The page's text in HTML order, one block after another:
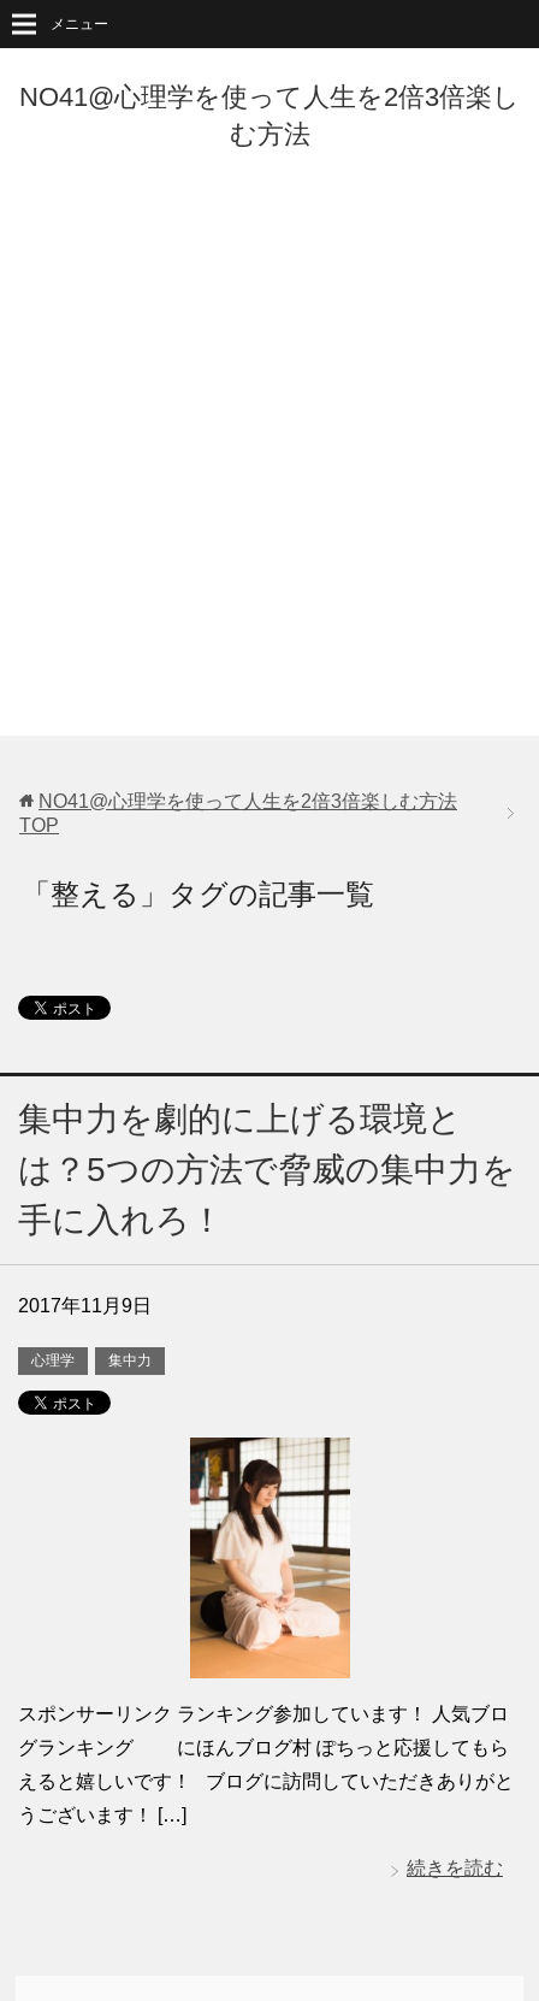
NO41@心理学を使って人生を2倍3倍楽し
む方法
メニュー
NO41@心理学を使って人生を2倍3倍楽しむ方法
TOP
「整える」タグの記事一覧
集中力を劇的に上げる環境と
は？5つの方法で脅威の集中力を
手に入れろ！
2017年11月9日
心理学 集中力
スポンサーリンク ランキング参加しています！ 人気ブロ
グランキング にほんブログ村 ぽちっと応援してもら
えると嬉しいです！ ブログに訪問していただきありがと
うございます！ […]
続きを読む